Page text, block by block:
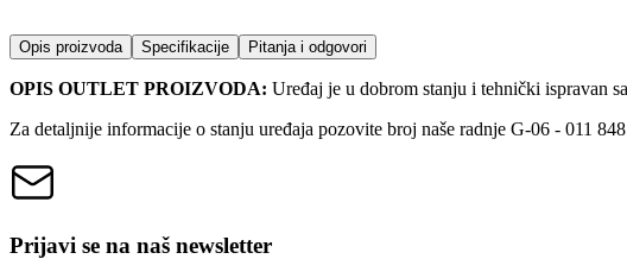
Opis proizvoda Specifikacije Pitanja i odgovori
OPIS OUTLET PROIZVODA: Uređaj je u dobrom stanju i tehnički ispravan
Za detaljnije informacije o stanju uređaja pozovite broj naše radnje G-06 - 011
Prijavi se na naš newsletter